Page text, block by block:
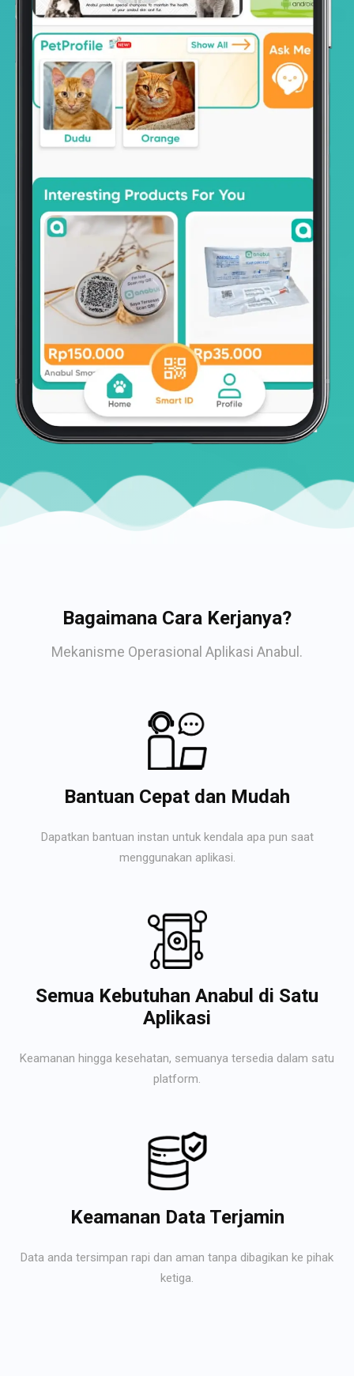
Bagaimana Cara Kerjanya?
Mekanisme Operasional Aplikasi Anabul.
Bantuan Cepat dan Mudah
Dapatkan bantuan instan untuk kendala apa pun saat
menggunakan aplikasi.
Semua Kebutuhan Anabul di Satu
Aplikasi
Keamanan hingga kesehatan, semuanya tersedia dalam satu
platform.
Keamanan Data Terjamin
Data anda tersimpan rapi dan aman tanpa dibagikan ke pihak
ketiga.